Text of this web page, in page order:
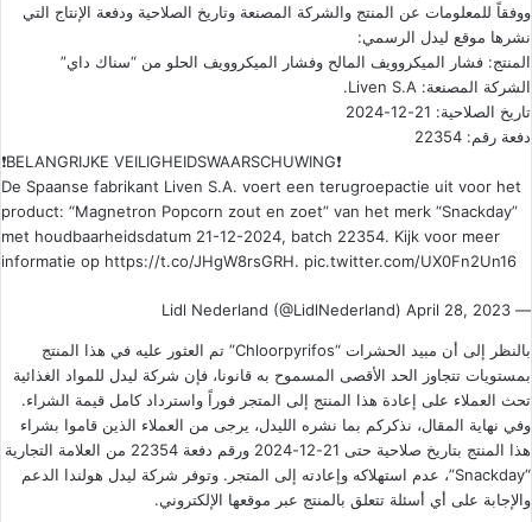
ووفقاً للمعلومات عن المنتج والشركة المصنعة وتاريخ الصلاحية ودفعة الإنتاج التي
نشرها موقع ليدل الرسمي:
المنتج: فشار الميكروويف المالح وفشار الميكروويف الحلو من “سناك داي”
الشركة المصنعة: Liven S.A.
تاريخ الصلاحية: 21-12-2024
دفعة رقم: 22354
❗️BELANGRIJKE VEILIGHEIDSWAARSCHUWING❗️
De Spaanse fabrikant Liven S.A. voert een terugroepactie uit voor het
product: “Magnetron Popcorn zout en zoet” van het merk “Snackday”
met houdbaarheidsdatum 21-12-2024, batch 22354. Kijk voor meer
informatie op https://t.co/JHgW8rsGRH. pic.twitter.com/UX0Fn2Un16
— Lidl Nederland (@LidlNederland)
April 28, 2023
بالنظر إلى أن مبيد الحشرات “Chloorpyrifos” تم العثور عليه في هذا المنتج
بمستويات تتجاوز الحد الأقصى المسموح به قانونا، فإن شركة ليدل للمواد الغذائية
تحث العملاء على إعادة هذا المنتج إلى المتجر فوراً واسترداد كامل قيمة الشراء.
وفي نهاية المقال، نذكركم بما نشره الليدل، يرجى من العملاء الذين قاموا بشراء
هذا المنتج بتاريخ صلاحية حتى 21-12-2024 ورقم دفعة 22354 من العلامة التجارية
“Snackday”، عدم استهلاكه وإعادته إلى المتجر. وتوفر شركة ليدل هولندا الدعم
والإجابة على أي أسئلة تتعلق بالمنتج عبر موقعها الإلكتروني.